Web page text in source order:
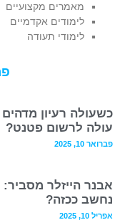
מאמרים מקצועיים
לימודים אקדמיים
לימודי תעודה
כשעולה רעיון
עולה לרשום פטנט?
פברואר 10, 2025
אבנר הייזלר מסביר:
נחשב ככזה?
אפריל 10, 2025